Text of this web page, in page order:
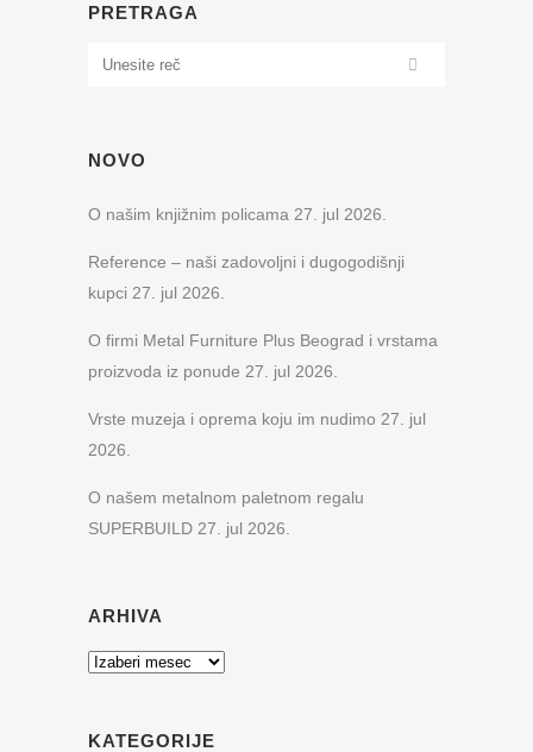
PRETRAGA
NOVO
O našim knjižnim policama 27. jul 2026.
Reference – naši zadovoljni i dugogodišnji
kupci 27. jul 2026.
O firmi Metal Furniture Plus Beograd i vrstama
proizvoda iz ponude 27. jul 2026.
Vrste muzeja i oprema koju im nudimo 27. jul
2026.
O našem metalnom paletnom regalu
SUPERBUILD 27. jul 2026.
ARHIVA
Arhiva
KATEGORIJE